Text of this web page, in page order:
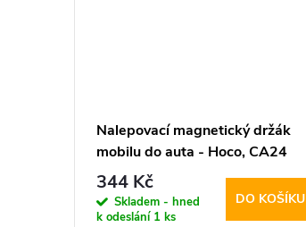
Nalepovací magnetický držák
mobilu do auta - Hoco, CA24
Lotto
344 Kč
Skladem - hned
k odeslání 1 ks
DO KOŠÍKU